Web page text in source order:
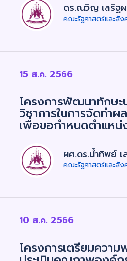
ดร.ณวิญ เสริฐ
คณะรัฐศาสตร์และสัง
15 ส.ค. 2566
โครงการพัฒนาทักษะ
วิชาการในการจัดทำผ
เพื่อขอกำหนดตำแหน่
ผศ.ดร.น้ำทิพย์ เ
คณะรัฐศาสตร์และสัง
10 ส.ค. 2566
โครงการเตรียมความ